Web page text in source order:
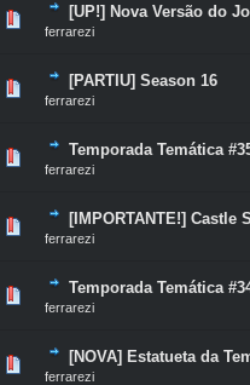
[UP!] Nova Versão do
ferrarezi
totalidade
34
[PARTIU] Season 16
ferrarezi
totalidade
34
Temporada Temática
ferrarezi
totalidade
34
[IMPORTANTE!] Castle
ferrarezi
totalidade
34
Temporada Temática
ferrarezi
totalidade
34
[NOVA] Estatueta da
ferrarezi
totalidade
34